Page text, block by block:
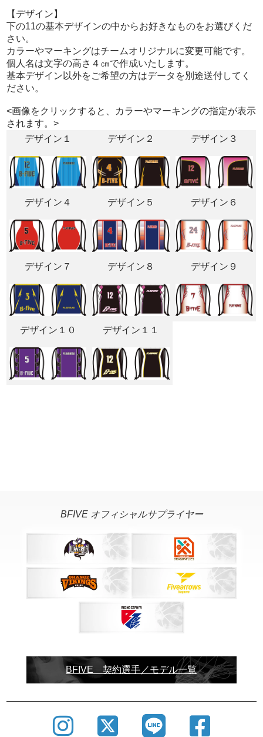
【デザイン】
下の11の基本デザインの中からお好きなものをお選びくだ
さい。
カラーやマーキングはチームオリジナルに変更可能です。
個人名は文字の高さ４㎝で作成いたします。
基本デザイン以外をご希望の方はデータを別途送付してく
ださい。
<画像をクリックすると、カラーやマーキングの指定が表示
されます。>
デザイン１
デザイン２ デザイン３
デザイン４ デザイン５ デザイン６
デザイン７ デザイン８ デザイン９
デザイン１０ デザイン１１
BFIVE オフィシャルサプライヤー
BFIVE 契約選手／モデル一覧